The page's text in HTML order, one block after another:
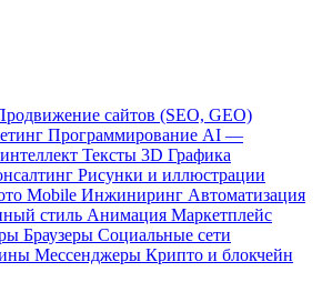
сайтов (SEO, GEO)
Программирование AI —
Тексты 3D Графика
Рисунки и иллюстрации
Mobile Инжиниринг Автоматизация
стиль Анимация Маркетплейс
Браузеры Социальные сети
Мессенджеры Крипто и блокчейн